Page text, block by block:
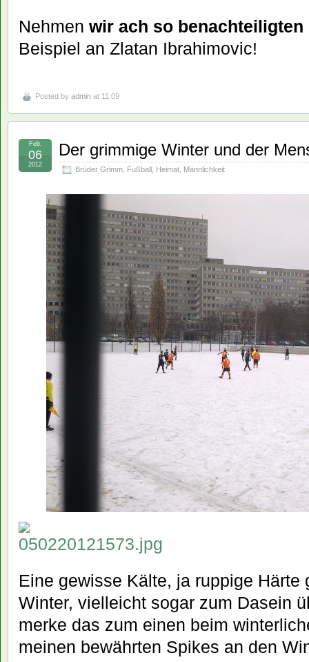
Nehmen wir ach so
Beispiel an Zlatan Ibrahimovic!
Posted by admin at 11:09
Der grimmige Winter und der
Brüder Grimm Fußball Heimat Männlichkeit
Feb.
06
2012
Eine gewisse Kälte, ja ruppige Härte
Winter, vielleicht sogar zum Dasein
merke das zum einen beim
meinen bewährten Spikes an den